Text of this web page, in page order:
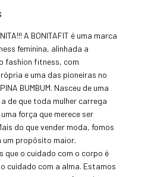
A BONITAFIT é uma marca
feminina, alinhada a
fashion fitness, com
e uma das pioneiras no
BUMBUM. Nasceu de uma
de que toda mulher carrega
força que merece ser
do que vender moda, fomos
um propósito maior.
que o cuidado com o corpo é
cuidado com a alma. Estamos